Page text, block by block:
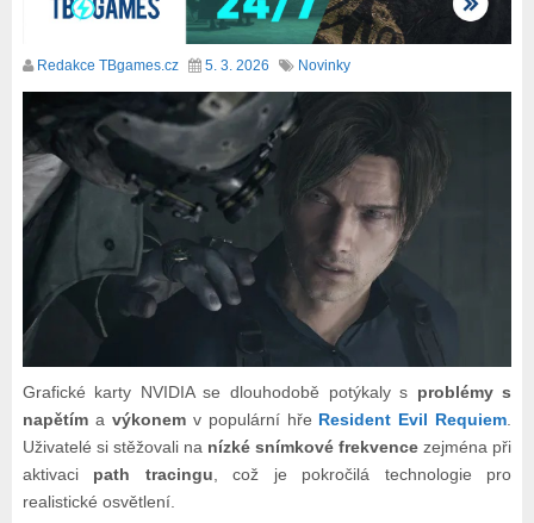
Redakce TBgames.cz 5. 3. 2026 Novinky
Grafické karty NVIDIA se dlouhodobě potýkaly s problémy s
napětíma výkonemv populární hře Resident Evil Requiem.
Uživatelé si stěžovali na nízké snímkové frekvence zejména při
aktivaci path tracingu, což je pokročilá technologie pro
realistické osvětlení.